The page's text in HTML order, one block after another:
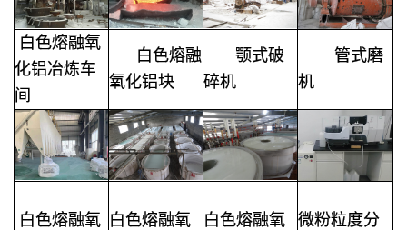
白色熔融氧
化铝冶炼车
间
白色熔融
氧化铝块
颚式破
碎机
管式磨
机
白色熔融氧 白色熔融氧
白色熔融氧
微粉粒度分